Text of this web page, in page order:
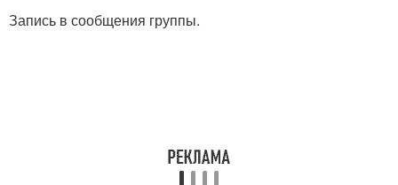
Запись в сообщения группы.